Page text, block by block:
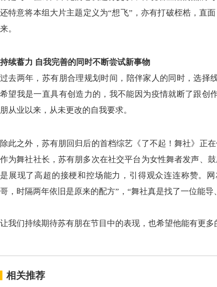
还特意将本组大片主题定义为“想飞” ，亦有打破桎梏 ， 直
来。
持续蓄力 自我完善的同时不断尝试新事物
过去两年 ， 苏有朋合理规划时间 ， 陪伴家人的同时 ，选择
希望我是一直具有创造力的，我不能因为疫情就断了跟创
朋从业以来 ， 从未更改的自我要求。
除此之外 ， 苏有朋回归后的首档综艺 《了不起 ！舞社》 正
作为舞社社长 ，苏有朋 多次在社交平台为女性舞者发声、
是展现了高超的接梗和控场能力 ， 引得观众连连称赞。
哥 ， 时隔两年依旧是原来的配方” ， “舞社真是找了一位能导
让我们持续期待苏有朋在节目中的表现 ， 也希望他能有更
相关推荐